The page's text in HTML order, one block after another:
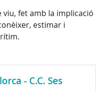
fet amb la implicació
estimar i
- C.C. Ses